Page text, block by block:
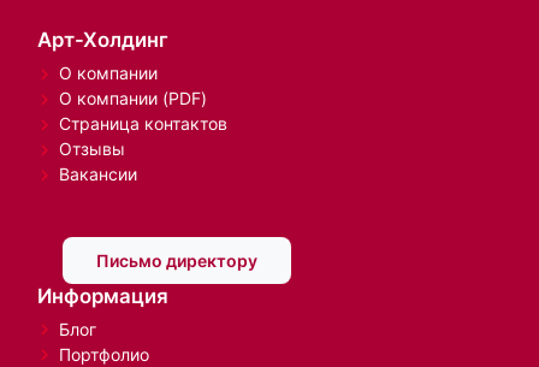
Арт-Холдинг
О компании
О компании (PDF)
Страница контактов
Отзывы
Вакансии
Письмо директору
Информация
Блог
Портфолио